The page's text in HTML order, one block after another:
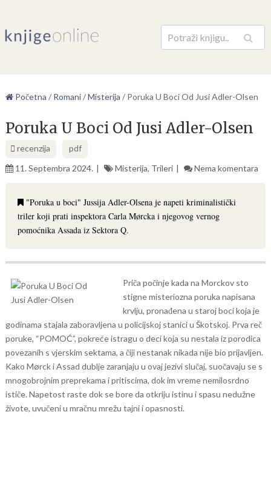
Pretraga
Početna / Romani/Misterija / Poruka U Boci Od Jusi Adler-Olsen
Poruka U Boci Od Jusi Adler-Olsen
recenzija
pdf
11. Septembra 2024.
Misterija, Trileri Nema komentara
"Poruka u boci" Jussija Adler-Olsena je napeti kriminalistički
triler koji prati inspektora Carla Mørcka i njegovog vernog
pomoćnika Assada iz Sektora Q.
Priča počinje kada na Morckov sto
stigne misteriozna poruka napisana
krvlju, pronađena u staroj boci koja je
godinama stajala zaboravljena u policijskoj stanici u Škotskoj. Prva reč
poruke, “POMOĆ”, pokreće istragu o deci koja su nestala iz porodica
povezanih s vjerskim sektama, a čiji nestanak nikada nije bio prijavljen.
Kako Mørck i Assad dublje zaranjaju u ovaj jezivi slučaj, suočavaju se s
mnogobrojnim preprekama i pritiscima, dok im vreme nemilosrdno
ističe. Napetost raste dok se bore da otkriju istinu i spasu nedužne
živote, uvučeni u mračnu mrežu tajni i opasnosti.